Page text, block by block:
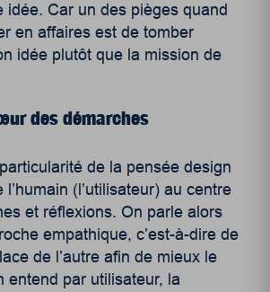
idée. Car un des pièges quand
en affaires est de tomber
idée plutôt que la mission de
des démarches
de la pensée design
l’humain (l’utilisateur) au centre
et réflexions. On parle alors
empathique, c’est-à-dire de
de l’autre afin de mieux le
entend par utilisateur, la